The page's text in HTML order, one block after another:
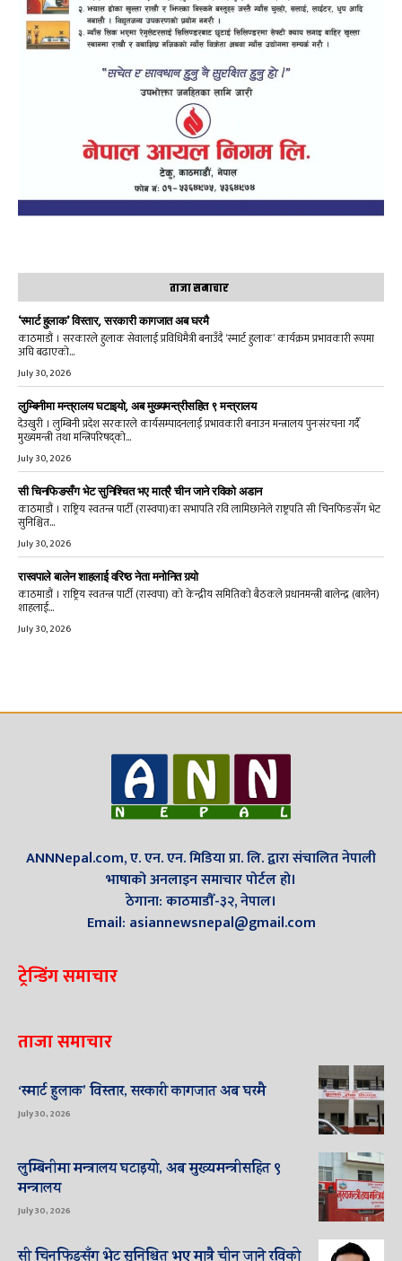
ताजा समाचार
‘स्मार्ट हुलाक’ विस्तार, सरकारी कागजात अब घरमै
काठमाडौं । सरकारले हुलाक सेवालाई प्रविधिमैत्री बनाउँदै ‘स्मार्ट हुलाक’ कार्यक्रम प्रभावकारी रूपमा
अघि बढाएको...
July 30, 2026
लुम्बिनीमा मन्त्रालय घटाइयो, अब मुख्यमन्त्रीसहित ९ मन्त्रालय
देउखुरी । लुम्बिनी प्रदेश सरकारले कार्यसम्पादनलाई प्रभावकारी बनाउन मन्त्रालय पुनःसंरचना गर्दै
मुख्यमन्त्री तथा मन्त्रिपरिषद्को...
July 30, 2026
सी चिनफिङसँग भेट सुनिश्चित भए मात्रै चीन जाने रविको अडान
काठमाडौं । राष्ट्रिय स्वतन्त्र पार्टी (रास्वपा)का सभापति रवि लामिछानेले राष्ट्रपति सी चिनफिङसँग भेट
सुनिश्चित...
July 30, 2026
रास्वपाले बालेन शाहलाई वरिष्ठ नेता मनोनित गर्‍यो
काठमाडौं । राष्ट्रिय स्वतन्त्र पार्टी (रास्वपा) को केन्द्रीय समितिको बैठकले प्रधानमन्त्री बालेन्द्र (बालेन)
शाहलाई...
July 30, 2026
ANNNepal.com, ए. एन. एन. मिडिया प्रा. लि. द्वारा संचालित नेपाली
भाषाको अनलाइन समाचार पोर्टल हो।
ठेगाना: काठमाडौँ-३२, नेपाल।
Email: asiannewsnepal@gmail.com
ट्रेन्डिंग समाचार
ताजा समाचार
‘स्मार्ट हुलाक’ विस्तार, सरकारी कागजात अब घरमै
July 30, 2026
लुम्बिनीमा मन्त्रालय घटाइयो, अब मुख्यमन्त्रीसहित ९
मन्त्रालय
July 30, 2026